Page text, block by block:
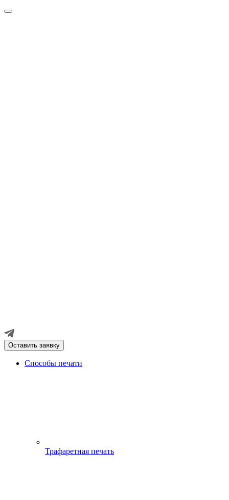
Оставить заявку
Способы печати
Трафаретная печать